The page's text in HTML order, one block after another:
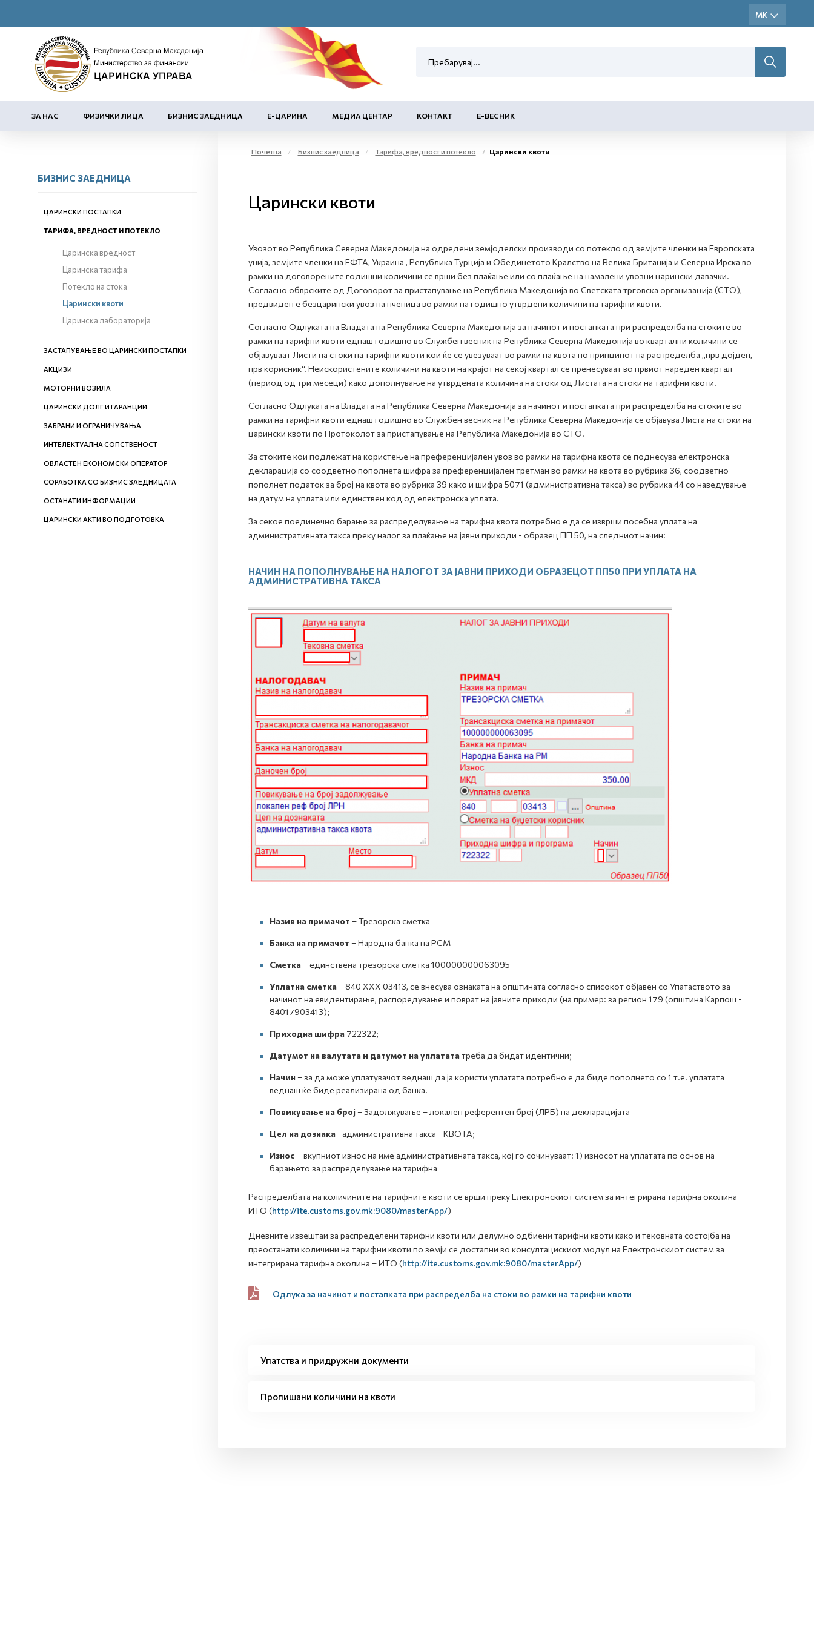
ЗА НАС ФИЗИЧКИ ЛИЦА БИЗНИС ЗАЕДНИЦА Е-ЦАРИНА МЕДИА ЦЕНТАР КОНТАКТ Е-ВЕСНИК
БИЗНИС ЗАЕДНИЦА
ЦАРИНСКИ ПОСТАПКИ
ТАРИФА, ВРЕДНОСТ И ПОТЕКЛО
Царинска вредност
Царинска тарифа
Потекло на стока
Царински квоти
Царинска лабораторија
ЗАСТАПУВАЊЕ ВО ЦАРИНСКИ ПОСТАПКИ
АКЦИЗИ
МОТОРНИ ВОЗИЛА
ЦАРИНСКИ ДОЛГ И ГАРАНЦИИ
ЗАБРАНИ И ОГРАНИЧУВАЊА
ИНТЕЛЕКТУАЛНА СОПСТВЕНОСТ
ОВЛАСТЕН ЕКОНОМСКИ ОПЕРАТОР
СОРАБОТКА СО БИЗНИС ЗАЕДНИЦАТА
ОСТАНАТИ ИНФОРМАЦИИ
ЦАРИНСКИ АКТИ ВО ПОДГОТОВКА
Почетна Бизнис заедница Тарифа, вредност и потекло Царински квоти
Царински квоти
Увозот во Република Северна Македонија на одредени земјоделски производи со потекло од земјите членки на Европската
унија, земјите членки на ЕФТА, Украина , Република Турција и Обединетото Кралство на Велика Британија и Северна Ирска во
рамки на договорените годишни количини се врши без плаќање или со плаќање на намалени увозни царински давачки.
Согласно обврските од Договорот за пристапување на Република Македонија во Светската трговска организација (СТО),
предвиден е безцарински увоз на пченица во рамки на годишно утврдени количини на тарифни квоти.
Согласно Одлуката на Владата на Република Северна Македонија за начинот и постапката при распределба на стоките во
рамки на тарифни квоти еднаш годишно во Службен весник на Република Северна Македонија во квартални количини се
објавуваат Листи на стоки на тарифни квоти кои ќе се увезуваат во рамки на квота по принципот на распределба „прв дојден,
прв корисник“. Неискористените количини на квоти на крајот на секој квартал се пренесуваат во првиот нареден квартал
(период од три месеци) како дополнување на утврдената количина на стоки од Листата на стоки на тарифни квоти.
Согласно Одлуката на Владата на Република Северна Македонија за начинот и постапката при распределба на стоките во
рамки на тарифни квоти еднаш годишно во Службен весник на Република Северна Македонија се објавува Листа на стоки на
царински квоти по Протоколот за пристапување на Република Македонија во СТО.
За стоките кои подлежат на користење на преференцијален увоз во рамки на тарифна квота се поднесува електронска
декларација со соодветно пополнета шифра за преференцијален третман во рамки на квота во рубрика 36, соодветно
пополнет податок за број на квота во рубрика 39 како и шифра 5071 (административна такса) во рубрика 44 со наведување
на датум на уплата или единствен код од електронска уплата.
За секое поединечно барање за распределување на тарифна квота потребно е да се изврши посебна уплата на
административната такса преку налог за плаќање на јавни приходи - образец ПП 50, на следниот начин:
НАЧИН НА ПОПОЛНУВАЊЕ НА НАЛОГОТ ЗА ЈАВНИ ПРИХОДИ ОБРАЗЕЦОТ ПП50 ПРИ УПЛАТА НА
АДМИНИСТРАТИВНА ТАКСА
Назив на примачот – Трезорска сметка
Банка на примачот – Народна банка на РСМ
Сметка – единствена трезорска сметка 100000000063095
Уплатна сметка – 840 ХХХ 03413, се внесува ознаката на општината согласно списокот објавен со Упатаството за
начинот на евидентирање, распоредување и поврат на јавните приходи (на пример: за регион 179 (општина Карпош -
84017903413);
Приходна шифра 722322;
Датумот на валутата и датумот на уплатата треба да бидат идентични;
Начин – за да може уплатувачот веднаш да ја користи уплатата потребно е да биде пополнето со 1 т.е. уплатата
веднаш ќе биде реализирана од банка.
Повикување на број – Задолжување – локален референтен број (ЛРБ) на декларацијата
Цел на дознака– административна такса - КВОТА;
Износ – вкупниот износ на име административната такса, кој го сочинуваат: 1) износот на уплатата по основ на
барањето за распределување на тарифна
Распределбата на количините на тарифните квоти се врши преку Електронскиот систем за интегрирана тарифна околина –
ИТО (http://ite.customs.gov.mk:9080/masterApp/)
Дневните извештаи за распределени тарифни квоти или делумно одбиени тарифни квоти како и тековната состојба на
преостанати количини на тарифни квоти по земји се достапни во консултацискиот модул на Електронскиот систем за
интегрирана тарифна околина – ИТО (http://ite.customs.gov.mk:9080/masterApp/)
Одлука за начинот и постапката при распределба на стоки во рамки на тарифни квоти
Упатства и придружни документи
Пропишани количини на квоти